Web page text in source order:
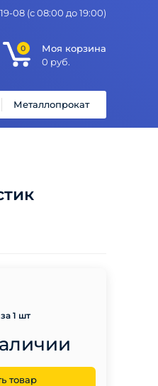
08 (с 08:00 до 19:00)
0
Моя корзина
0 руб.
Металлопрокат
за 1 шт
товар